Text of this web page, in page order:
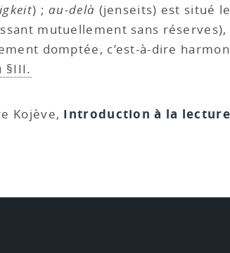
) ;au-delà (jenseits) est situé
mutuellement sans
domptée, c’est-à-dire
§III.
Kojève, Introduction à la lecture